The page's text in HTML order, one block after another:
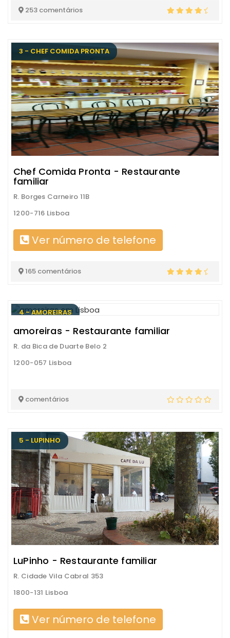
253 comentários
3 - CHEF COMIDA PRONTA
Chef Comida Pronta - Restaurante
familiar
R. Borges Carneiro 11B
1200-716 Lisboa
Ver número de telefone
165 comentários
4 - AMOREIRAS
amoreiras - Restaurante familiar
R. da Bica de Duarte Belo 2
1200-057 Lisboa
comentários
5 - LUPINHO
LuPinho - Restaurante familiar
R. Cidade Vila Cabral 353
1800-131 Lisboa
Ver número de telefone